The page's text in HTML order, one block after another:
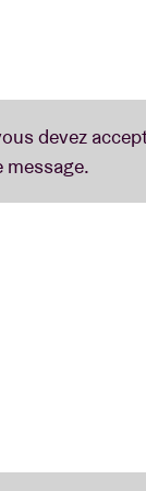
porté par